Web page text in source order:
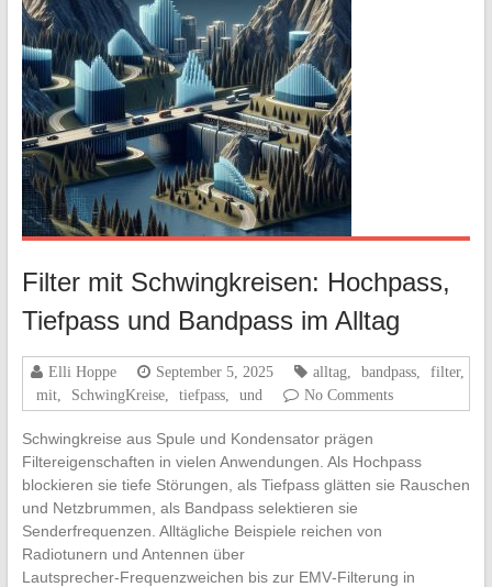
Filter mit Schwingkreisen: Hochpass,
Tiefpass und Bandpass im Alltag
Elli Hoppe September 5, 2025 alltag bandpass, filter,
mit, SchwingKreise, tiefpass, und No Comments
Schwingkreise aus Spule und Kondensator prägen
Filtereigenschaften in vielen Anwendungen. Als Hochpass
blockieren sie tiefe Störungen, als Tiefpass glätten sie Rauschen
und Netzbrummen, als Bandpass selektieren sie
Senderfrequenzen. Alltägliche Beispiele reichen von
Radiotunern und Antennen über
Lautsprecher‑Frequenzweichen bis zur EMV‑Filterung in